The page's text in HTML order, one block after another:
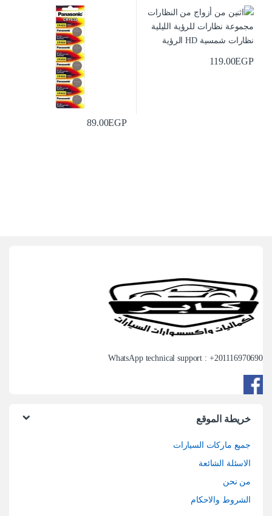
119.00EGP
89.00EGP
WhatsApp technical support : +201116970690
خريطة الموقع
جميع ماركات السيارات
الاسئلة الشائعة
من نحن
الشروط والاحكام